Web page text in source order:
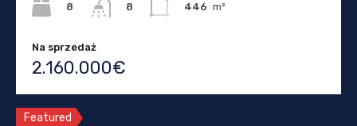
8
8
446 m²
Na sprzedaż
2.160.000€
Featured